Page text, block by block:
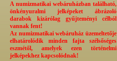
A numizmatikai webáruházban található,
önkényuralmi jelképeket ábrázoló
darabok kizárólag gyűjteményi célból
vannak fent!
Az numizmatikai webáruház üzemeltetője
elhatárolódik minden fajta szélsőséges
eszmétől, amelyek ezen történelmi
jelképekhez kapcsolódnak!